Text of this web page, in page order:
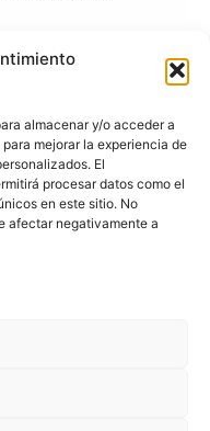
almacenar y/o acceder a
mejorar la experiencia de
El
procesar datos como el
en este sitio. No
afectar negativamente a